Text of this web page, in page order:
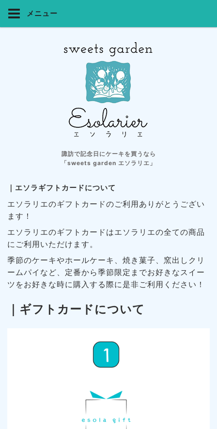
メニュー
諏訪で記念日にケーキを買うなら
「sweets garden エソラリエ」
｜エソラギフトカードについて
エソラリエのギフトカードのご利用ありがとうござい
ます！
エソラリエのギフトカードはエソラリエの全ての商品
にご利用いただけます。
季節のケーキやホールケーキ、焼き菓子、窯出しクリ
ームパイなど、定番から季節限定までお好きなスイー
ツをお好きな時に購入する際に是非ご利用ください！
｜ギフトカードについて